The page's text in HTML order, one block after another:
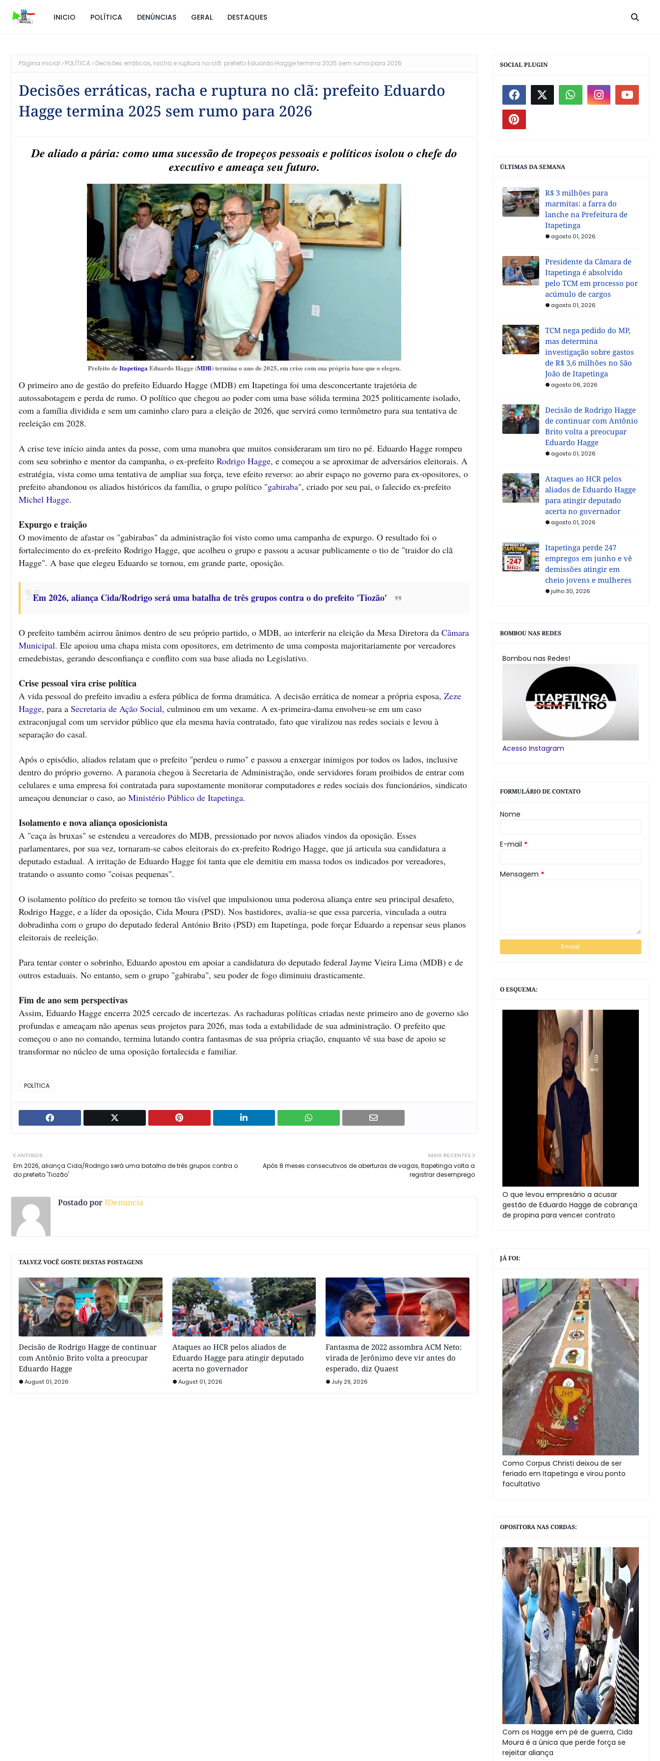
INICIO POLÍTICA DENÚNCIAS GERAL DESTAQUES
Página inicial POLÍTICA Decisões erráticas, racha e ruptura no clã: prefeito Eduardo Hagge termina 2025 sem rumo para 2026
Decisões erráticas, racha e ruptura no clã: prefeito Eduardo
Hagge termina 2025 sem rumo para 2026
De aliado a pária: como uma sucessão de tropeços pessoais e políticos isolou o chefe do
executivo e ameaça seu futuro.
Prefeito deItapetingaEduardo Hagge (MDB) termina o ano de 2025, em crise com sua própria base que o elegeu.
O primeiro ano de gestão do prefeito Eduardo Hagge (MDB) em Itapetinga foi uma desconcertante trajetória de
autossabotagem e perda de rumo. O político que chegou ao poder com uma base sólida termina 2025 politicamente isolado,
com a família dividida e sem um caminho claro para a eleição de 2026, que servirá como termômetro para sua tentativa de
reeleição em 2028.
A crise teve início ainda antes da posse, com uma manobra que muitos consideraram um tiro no pé. Eduardo Hagge rompeu
com seu sobrinho e mentor da campanha, o ex-prefeito Rodrigo Hagge, e começou a se aproximar de adversários eleitorais. A
estratégia, vista como uma tentativa de ampliar sua força, teve efeito reverso: ao abrir espaço no governo para ex-opositores, o
prefeito abandonou os aliados históricos da família, o grupo político "gabiraba", criado por seu pai, o falecido ex-prefeito
Michel Hagge.
Expurgo e traição
O movimento de afastar os "gabirabas" da administração foi visto como uma campanha de expurgo. O resultado foi o
fortalecimento do ex-prefeito Rodrigo Hagge, que acolheu o grupo e passou a acusar publicamente o tio de "traidor do clã
Hagge". A base que elegeu Eduardo se tornou, em grande parte, oposição.
Em 2026, aliança Cida/Rodrigo será uma batalha de três grupos contra o do prefeito 'Tiozão'
O prefeito também acirrou ânimos dentro de seu próprio partido, o MDB, ao interferir na eleição da Mesa Diretora da Câmara
Municipal. Ele apoiou uma chapa mista com opositores, em detrimento de uma composta majoritariamente por vereadores
emedebistas, gerando desconfiança e conflito com sua base aliada no Legislativo.
Crise pessoal vira crise política
A vida pessoal do prefeito invadiu a esfera pública de forma dramática. A decisão errática de nomear a própria esposa, Zeze
Hagge, para a Secretaria de Ação Social, culminou em um vexame. A ex-primeira-dama envolveu-se em um caso
extraconjugal com um servidor público que ela mesma havia contratado, fato que viralizou nas redes sociais e levou à
separação do casal.
Após o episódio, aliados relatam que o prefeito "perdeu o rumo" e passou a enxergar inimigos por todos os lados, inclusive
dentro do próprio governo. A paranoia chegou à Secretaria de Administração, onde servidores foram proibidos de entrar com
celulares e uma empresa foi contratada para supostamente monitorar computadores e redes sociais dos funcionários, sindicato
ameaçou denunciar o caso, ao Ministério Público de Itapetinga.
Isolamento e nova aliança oposicionista
A "caça às bruxas" se estendeu a vereadores do MDB, pressionado por novos aliados vindos da oposição. Esses
parlamentares, por sua vez, tornaram-se cabos eleitorais do ex-prefeito Rodrigo Hagge, que já articula sua candidatura a
deputado estadual. A irritação de Eduardo Hagge foi tanta que ele demitiu em massa todos os indicados por vereadores,
tratando o assunto como "coisas pequenas".
O isolamento político do prefeito se tornou tão visível que impulsionou uma poderosa aliança entre seu principal desafeto,
Rodrigo Hagge, e a líder da oposição, Cida Moura (PSD). Nos bastidores, avalia-se que essa parceria, vinculada a outra
dobradinha com o grupo do deputado federal António Brito (PSD) em Itapetinga, pode forçar Eduardo a repensar seus planos
eleitorais de reeleição.
Para tentar conter o sobrinho, Eduardo apostou em apoiar a candidatura do deputado federal Jayme Vieira Lima (MDB) e de
outros estaduais. No entanto, sem o grupo "gabiraba", seu poder de fogo diminuiu drasticamente.
Fim de ano sem perspectivas
Assim, Eduardo Hagge encerra 2025 cercado de incertezas. As rachaduras políticas criadas neste primeiro ano de governo são
profundas e ameaçam não apenas seus projetos para 2026, mas toda a estabilidade de sua administração. O prefeito que
começou o ano no comando, termina lutando contra fantasmas de sua própria criação, enquanto vê sua base de apoio se
transformar no núcleo de uma oposição fortalecida e familiar.
POLÍTICA
MAIS RECENTES
Após 8 meses consecutivos de aberturas de vagas, Itapetinga volta a
registrar desemprego
ANTIGOS
Em 2026, aliança Cida/Rodrigo será uma batalha de três grupos contra o
do prefeito 'Tiozão'
Postado porIDenuncia
TALVEZ VOCÊ GOSTE DESTAS POSTAGENS
Decisão de Rodrigo Hagge de continuar
com Antônio Brito volta a preocupar
Eduardo Hagge
August 01, 2026
Ataques ao HCR pelos aliados de
Eduardo Hagge para atingir deputado
acerta no governador
August 01, 2026
Fantasma de 2022 assombra ACM Neto:
virada de Jerônimo deve vir antes do
esperado, diz Quaest
July 29, 2026
SOCIAL PLUGIN
ÚLTIMAS DA SEMANA
R$ 3 milhões para
marmitas: a farra do
lanche na Prefeitura de
Itapetinga
agosto 01, 2026
Presidente da Câmara de
Itapetinga é absolvido
pelo TCM em processo por
acúmulo de cargos
agosto 01, 2026
TCM nega pedido do MP,
mas determina
investigação sobre gastos
de R$ 3,6 milhões no São
João de Itapetinga
agosto 06, 2026
Decisão de Rodrigo Hagge
de continuar com Antônio
Brito volta a preocupar
Eduardo Hagge
agosto 01, 2026
Ataques ao HCR pelos
aliados de Eduardo Hagge
para atingir deputado
acerta no governador
agosto 01, 2026
Itapetinga perde 247
empregos em junho e vê
demissões atingir em
cheio jovens e mulheres
julho 30, 2026
BOMBOU NAS REDES
Bombou nas Redes!
Acesso Instagram
FORMULÁRIO DE CONTATO
Nome
E-mail *
Mensagem *
O ESQUEMA:
O que levou empresário a acusar
gestão de Eduardo Hagge de cobrança
de propina para vencer contrato
JÁ FOI:
Como Corpus Christi deixou de ser
feriado em Itapetinga e virou ponto
facultativo
OPOSITORA NAS CORDAS:
Com os Hagge em pé de guerra, Cida
Moura é a única que perde força se
rejeitar aliança